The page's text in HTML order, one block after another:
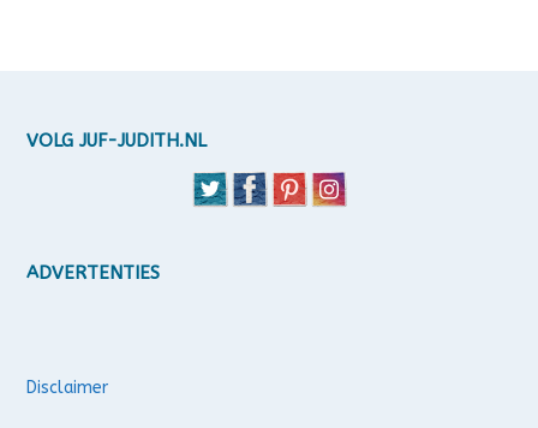
VOLG JUF-JUDITH.NL
ADVERTENTIES
Disclaimer